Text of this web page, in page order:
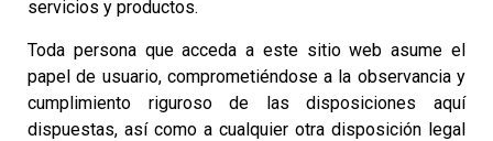
servicios y productos.
Toda persona que acceda a este sitio web asume el
papel de usuario, comprometiéndose a la observancia y
cumplimiento riguroso de las disposiciones aquí
dispuestas, así como a cualquier otra disposición legal